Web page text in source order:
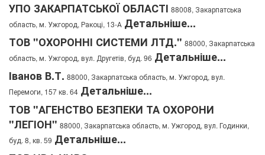
УПО ЗАКАРПАТСЬКОЇ ОБЛАСТІ 88008, Закарпатська
область, м. Ужгород, Ракоці, 13-А Детальніше...
ТОВ "ОХОРОННІ СИСТЕМИ ЛТД." 88000, Закарпатська
область, м. Ужгород, вул. Другетів, буд. 96 Детальніше...
Іванов В.Т. 88000, Закарпатська область, м. Ужгород, вул.
Перемоги, 157 кв. 64 Детальніше...
ТОВ "АГЕНСТВО БЕЗПЕКИ ТА ОХОРОНИ
"ЛЕГІОН" 88000, Закарпатська область, м. Ужгород, вул. Годинки,
буд. 8, кв. 59 Детальніше...